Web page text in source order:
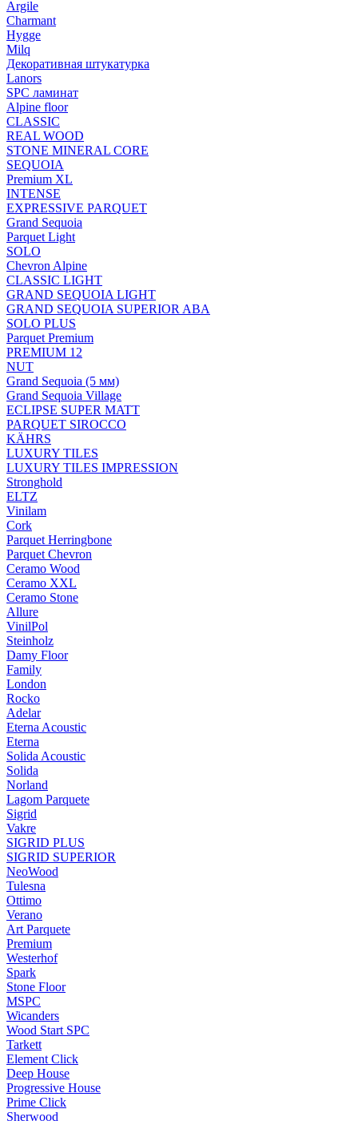
Argile
Charmant
Hygge
Milq
Декоративная штукатурка
Lanors
SPC ламинат
Alpine floor
CLASSIC
REAL WOOD
STONE MINERAL CORE
SEQUOIA
Premium XL
INTENSE
EXPRESSIVE PARQUET
Grand Sequoia
Parquet Light
SOLO
Chevron Alpine
CLASSIC LIGHT
GRAND SEQUOIA LIGHT
GRAND SEQUOIA SUPERIOR ABA
SOLO PLUS
Parquet Premium
PREMIUM 12
NUT
Grand Sequoia (5 мм)
Grand Sequoia Village
ECLIPSE SUPER MATT
PARQUET SIROCCO
KÄHRS
LUXURY TILES
LUXURY TILES IMPRESSION
Stronghold
ELTZ
Vinilam
Cork
Parquet Herringbone
Parquet Chevron
Ceramo Wood
Ceramo XXL
Ceramo Stone
Allure
VinilPol
Steinholz
Damy Floor
Family
London
Rocko
Adelar
Eterna Acoustic
Eterna
Solida Acoustic
Solida
Norland
Lagom Parquete
Sigrid
Vakre
SIGRID PLUS
SIGRID SUPERIOR
NeoWood
Tulesna
Ottimo
Verano
Art Parquete
Premium
Westerhof
Spark
Stone Floor
MSPC
Wicanders
Wood Start SPC
Tarkett
Element Click
Deep House
Progressive House
Prime Click
Sherwood